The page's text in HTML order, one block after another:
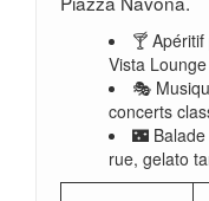
🍸
Vista
🎭
concerts
🌃
rue, gelato